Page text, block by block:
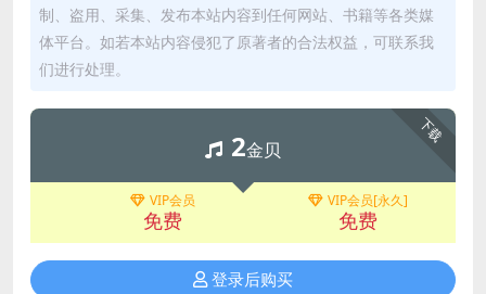
制、盗用、采集、发布本站内容到任何网站、书籍等各类媒
体平台。如若本站内容侵犯了原著者的合法权益，可联系我
们进行处理。
下载
2金贝
VIP会员
免费
VIP会员[永久]
免费
登录后购买